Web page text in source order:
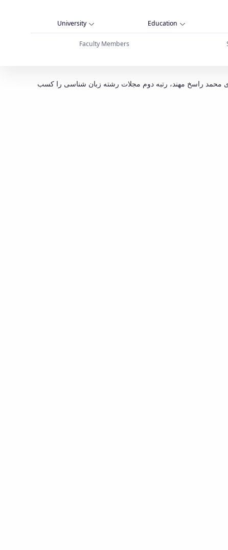
University Education
Faculty Members
نشریات وزارت علوم، تحقیقات و فناوری -
محمد راسخ مهند، رتبه دوم مجلات رشته زبان شناسی را کسب